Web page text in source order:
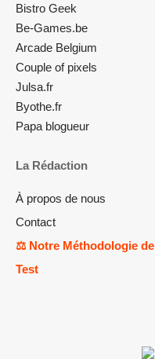
Bistro Geek
Be-Games.be
Arcade Belgium
Couple of pixels
Julsa.fr
Byothe.fr
Papa blogueur
La Rédaction
À propos de nous
Contact
⚖️ Notre Méthodologie de
Test